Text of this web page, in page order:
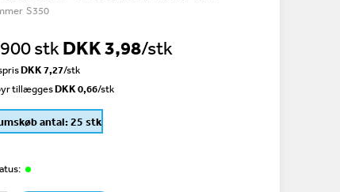
S350
stk DKK 3,98/stk
DKK 7,27/stk
tillæggesDKK 0,66/stk
antal: 25 stk